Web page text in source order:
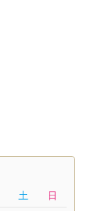
土 日